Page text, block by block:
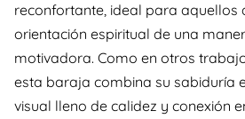
reconfortante, ideal para aquellos
orientación espiritual de una
motivadora. Como en otros
esta baraja combina su sabiduría
visual lleno de calidez y conexión